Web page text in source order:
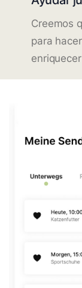
Creemos
para